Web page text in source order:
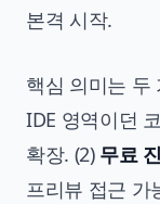
본격 시작.
핵심 의미는 두
IDE 영역이던
확장. (2) 무료
프리뷰 접근 가